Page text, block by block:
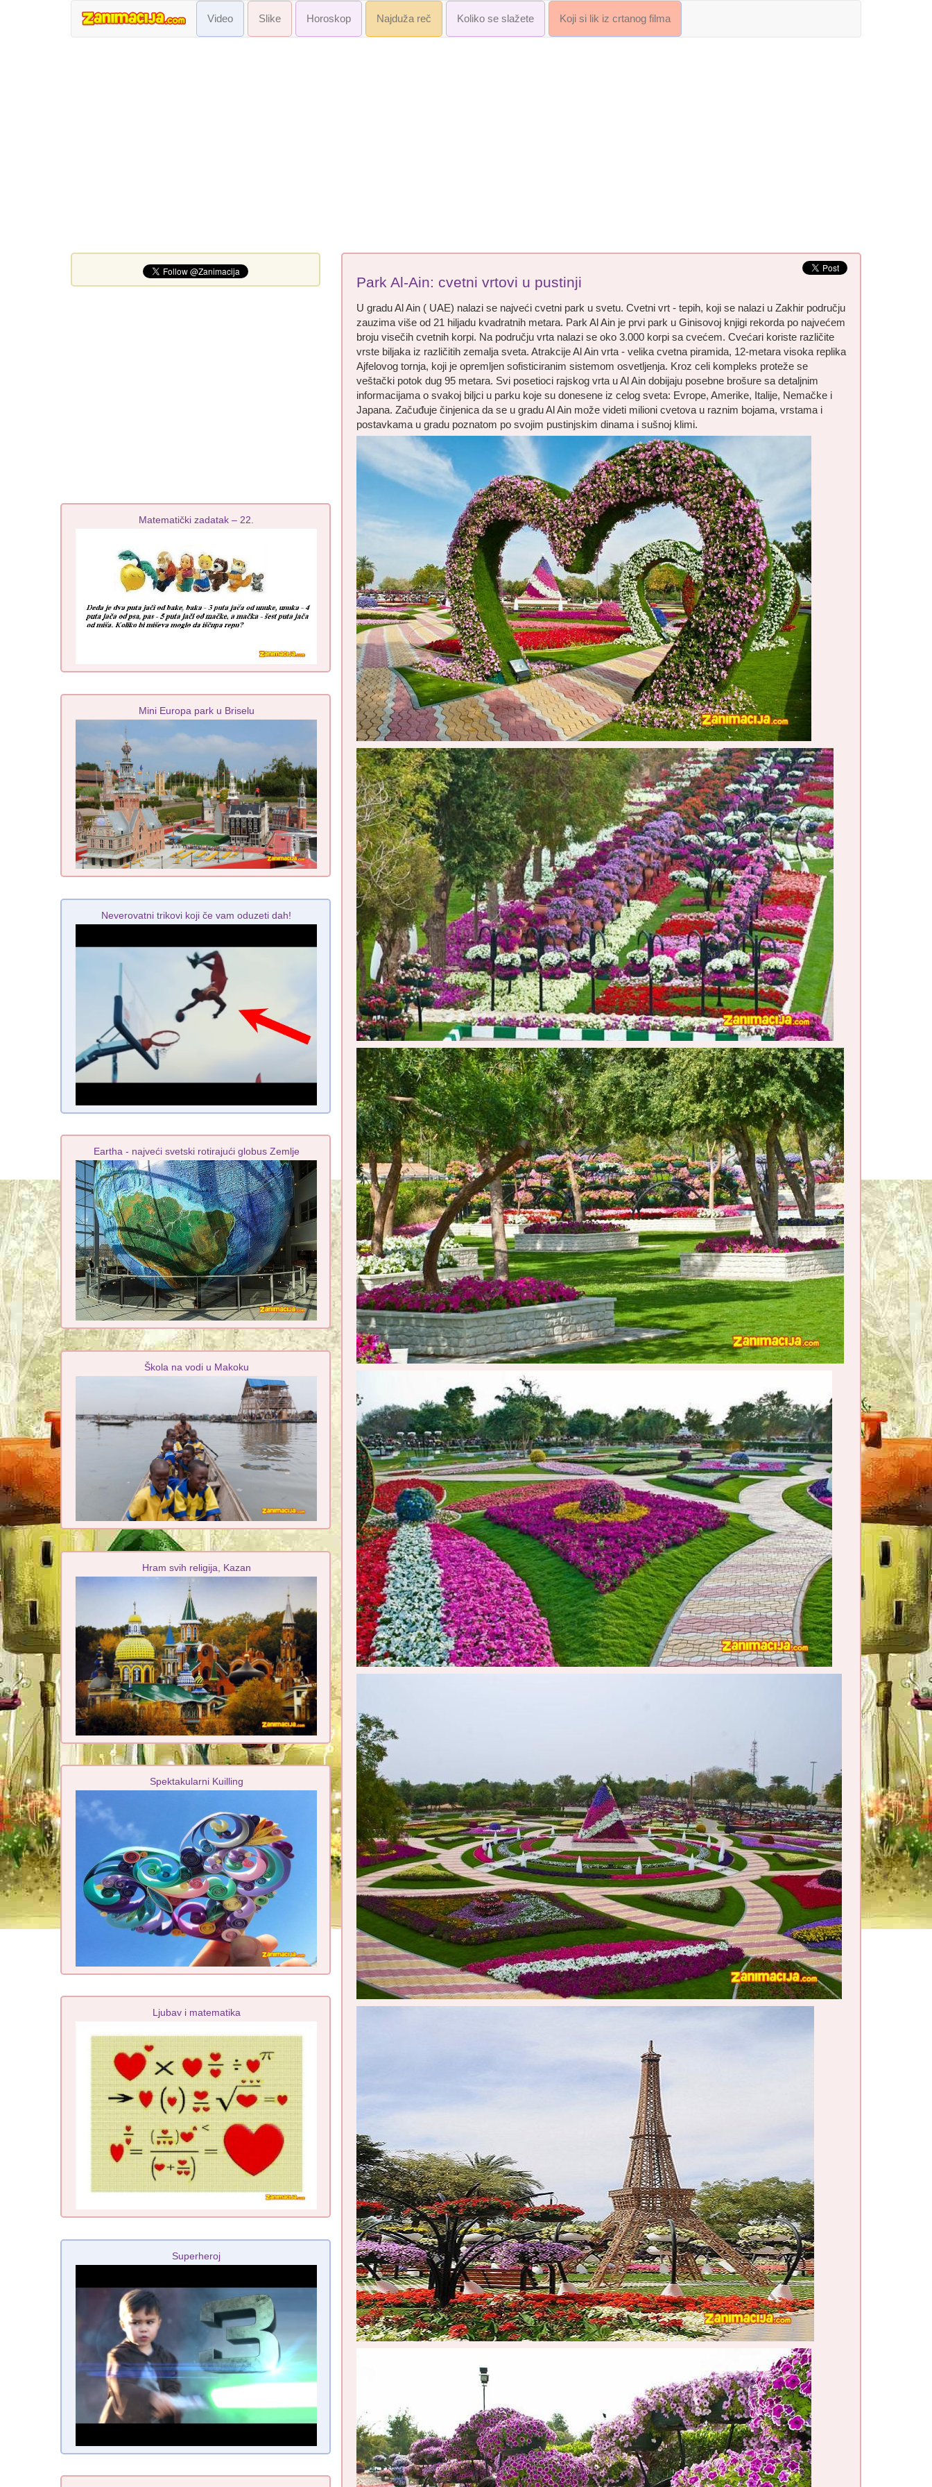
Video Slike Horoskop Najduža reč Koliko se slažete Koji si lik iz crtanog filma
Park Al-Ain: cvetni vrtovi u pustinji
U gradu Al Ain ( UAE) nalazi se najveći cvetni park u svetu. Cvetni vrt - tepih, koji se nalazi u Zakhir području
zauzima više od 21 hiljadu kvadratnih metara. Park Al Ain je prvi park u Ginisovoj knjigi rekorda po najvećem
broju visečih cvetnih korpi. Na području vrta nalazi se oko 3.000 korpi sa cvećem. Cvećari koriste različite
vrste biljaka iz različitih zemalja sveta. Atrakcije Al Ain vrta - velika cvetna piramida, 12-metara visoka replika
Ajfelovog tornja, koji je opremljen sofisticiranim sistemom osvetljenja. Kroz celi kompleks proteže se
veštački potok dug 95 metara. Svi posetioci rajskog vrta u Al Ain dobijaju posebne brošure sa detaljnim
informacijama o svakoj biljci u parku koje su donesene iz celog sveta: Evrope, Amerike, Italije, Nemačke i
Japana. Začuđuje činjenica da se u gradu Al Ain može videti milioni cvetova u raznim bojama, vrstama i
postavkama u gradu poznatom po svojim pustinjskim dinama i sušnoj klimi.
Matematički zadatak – 22.
Mini Europa park u Briselu
Neverovatni trikovi koji če vam oduzeti dah!
Eartha - najveći svetski rotirajući globus Zemlje
Škola na vodi u Makoku
Hram svih religija, Kazan
Spektakularni Kuilling
Ljubav i matematika
Superheroj